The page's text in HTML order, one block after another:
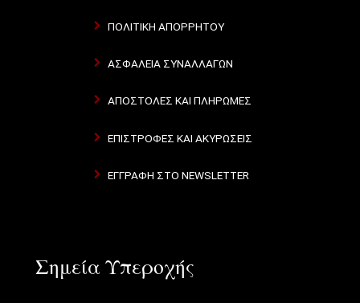
ΠΟΛΙΤΙΚΉ ΑΠΟΡΡΉΤΟΥ
ΑΣΦΆΛΕΙΑ ΣΥΝΑΛΛΑΓΏΝ
ΑΠΟΣΤΟΛΈΣ ΚΑΙ ΠΛΗΡΩΜΈΣ
ΕΠΙΣΤΡΟΦΈΣ ΚΑΙ ΑΚΥΡΏΣΕΙΣ
ΕΓΓΡΑΦΉ ΣΤΟ NEWSLETTER
Σημεία Υπεροχής